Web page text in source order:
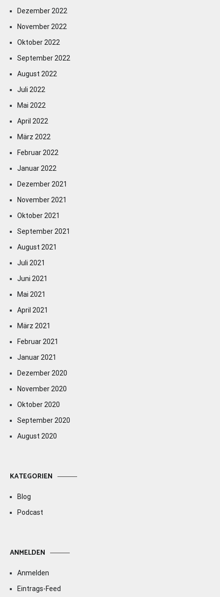
Dezember 2022
November 2022
Oktober 2022
September 2022
August 2022
Juli 2022
Mai 2022
April 2022
März 2022
Februar 2022
Januar 2022
Dezember 2021
November 2021
Oktober 2021
September 2021
August 2021
Juli 2021
Juni 2021
Mai 2021
April 2021
März 2021
Februar 2021
Januar 2021
Dezember 2020
November 2020
Oktober 2020
September 2020
August 2020
KATEGORIEN
Blog
Podcast
ANMELDEN
Anmelden
Eintrags-Feed